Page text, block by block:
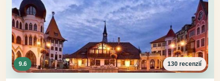
9.6 130 recenzií